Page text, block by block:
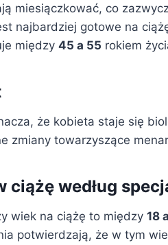
miesiączkować, co
najbardziej gotowe na
między 45 a 55 rokiem
że kobieta staje się
zmiany towarzyszące
ciążę według
wiek na ciążę to między 18
potwierdzają, że w tym